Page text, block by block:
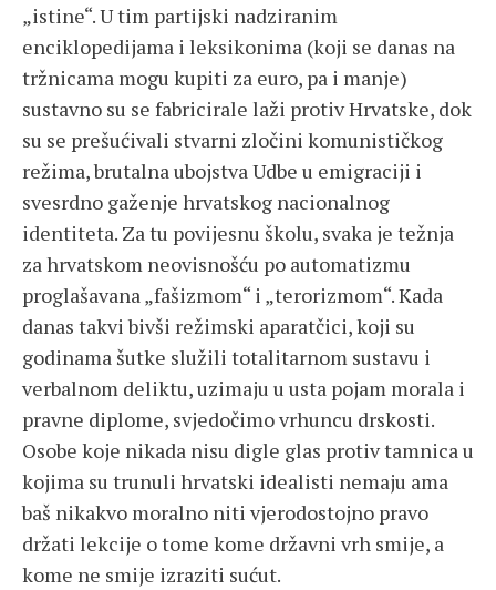
„istine“. U tim partijski nadziranim
enciklopedijama i leksikonima (koji se danas na
tržnicama mogu kupiti za euro, pa i manje)
sustavno su se fabricirale laži protiv Hrvatske, dok
su se prešućivali stvarni zločini komunističkog
režima, brutalna ubojstva Udbe u emigraciji i
svesrdno gaženje hrvatskog nacionalnog
identiteta. Za tu povijesnu školu, svaka je težnja
za hrvatskom neovisnošću po automatizmu
proglašavana „fašizmom“ i „terorizmom“. Kada
danas takvi bivši režimski aparatčici, koji su
godinama šutke služili totalitarnom sustavu i
verbalnom deliktu, uzimaju u usta pojam morala i
pravne diplome, svjedočimo vrhuncu drskosti.
Osobe koje nikada nisu digle glas protiv tamnica u
kojima su trunuli hrvatski idealisti nemaju ama
baš nikakvo moralno niti vjerodostojno pravo
držati lekcije o tome kome državni vrh smije, a
kome ne smije izraziti sućut.